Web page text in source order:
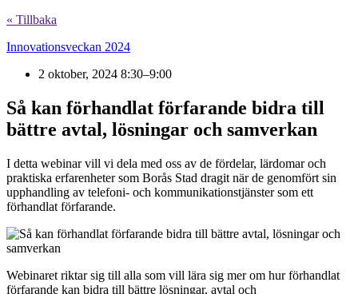
« Tillbaka
Innovationsveckan 2024
2 oktober, 2024 8:30–9:00
Så kan förhandlat förfarande bidra till
bättre avtal, lösningar och samverkan
I detta webinar vill vi dela med oss av de fördelar, lärdomar och
praktiska erfarenheter som Borås Stad dragit när de genomfört sin
upphandling av telefoni- och kommunikationstjänster som ett
förhandlat förfarande.
Webinaret riktar sig till alla som vill lära sig mer om hur förhandlat
förfarande kan bidra till bättre lösningar, avtal och